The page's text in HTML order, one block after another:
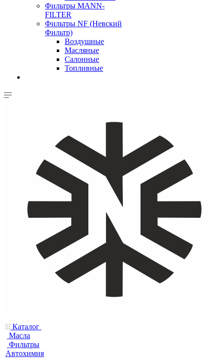
Фильтры MANN-
FILTER
Фильтры NF (Невский
Фильтр)
Воздушные
Масляные
Салонные
Топливные
Каталог
Масла
Фильтры
Автохимия